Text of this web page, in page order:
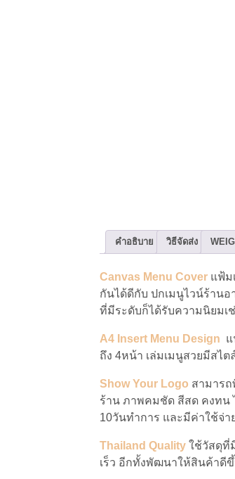
คำอธิบาย วิธีจัดส่ง
Canvas Menu Cover แฟ้ม
กันได้ดีกับ ปกเมนูไวน์ร้าน
ที่มีระดับก็ได้รับความนิยมเ
A4 Insert Menu Design
ถึง 4หน้า เล่มเมนูสวยมีสไ
Show Your Logo สามาร
ร้าน ภาพคมชัด สีสด คงทน
10วันทำการ และมีค่าใช้จ่า
Thailand Quality ใช้วัสดุที่
เร็ว อีกทั้งพัฒนาให้สินค้าดีขึ้